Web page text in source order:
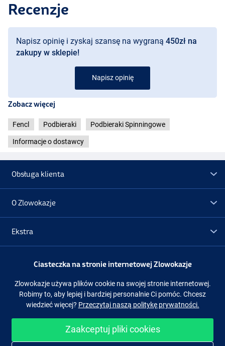
Recenzje
Napisz opinię i zyskaj szansę na wygraną 450zł na
zakupy w sklepie!
Napisz opinię
Zobacz więcej
Fencl Podbieraki Podbieraki Spinningowe
Informacje o dostawcy
Obsługa klienta
O Zlowokazje
Ekstra
Promocje
Obserwuj nas Facebook Instagram
Ciasteczka na stronie internetowej Zlowokazje
Zlowokazje używa plików cookie na swojej stronie internetowej.
Robimy to, aby lepiej i bardziej personalnie Ci pomóc. Chcesz
wiedzieć więcej? Przeczytaj naszą politykę prywatności.
Zaakceptuj pliki cookies